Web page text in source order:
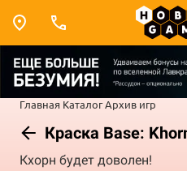
Главная КаталогАрхив игр
Краска Base:
Кхорн будет доволен!